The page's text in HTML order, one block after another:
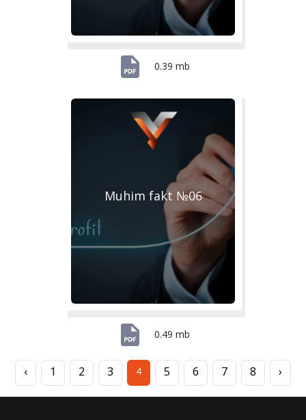
0.39 mb
Muhim fakt №06
0.49 mb
‹ 1 2 3 4 5 6 7 8 ›